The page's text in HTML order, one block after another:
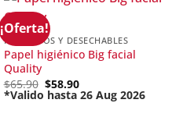
¡Oferta!
HIGIÉNICOS Y DESECHABLES
Papel higiénico Big facial
Quality
$65.90 Original
price
$58.90
*Valido hasta 26 Aug 2026